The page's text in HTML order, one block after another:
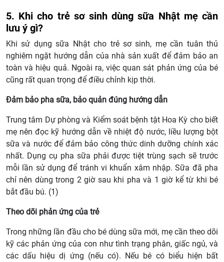
5. Khi cho trẻ sơ sinh dùng sữa Nhật mẹ cần
lưu ý gì?
Khi sử dụng sữa Nhật cho trẻ sơ sinh, mẹ cần tuân thủ
nghiêm ngặt hướng dẫn của nhà sản xuất để đảm bảo an
toàn và hiệu quả. Ngoài ra, việc quan sát phản ứng của bé
cũng rất quan trọng để điều chỉnh kịp thời.
Đảm bảo pha sữa, bảo quản đúng hướng dẫn
Trung tâm Dự phòng và Kiểm soát bệnh tật Hoa Kỳ cho biết
mẹ nên đọc kỹ hướng dẫn về nhiệt độ nước, liều lượng bột
sữa và nước để đảm bảo công thức dinh dưỡng chính xác
nhất. Dụng cụ pha sữa phải được tiệt trùng sạch sẽ trước
mỗi lần sử dụng để tránh vi khuẩn xâm nhập. Sữa đã pha
chỉ nên dùng trong 2 giờ sau khi pha và 1 giờ kể từ khi bé
bắt đầu bú. (1)
Theo dõi phản ứng của trẻ
Trong những lần đầu cho bé dùng sữa mới, mẹ cần theo dõi
kỹ các phản ứng của con như tình trạng phân, giấc ngủ, và
các dấu hiệu dị ứng (nếu có). Nếu bé có biểu hiện bất